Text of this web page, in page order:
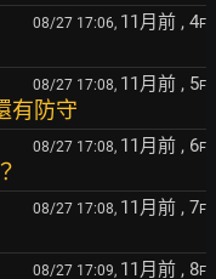
08/27 17:06, 11月前 , 4F
08/27 17:08, 11月前 , 5F
有防守
08/27 17:08, 11月前 , 6F
08/27 17:08, 11月前 , 7F
08/27 17:09, 11月前 , 8F